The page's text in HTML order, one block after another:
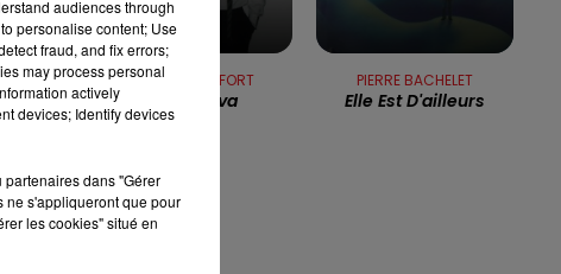
7h00 - 10h00
DEBOUT C'EST L'HEURE
ALAIN CHAMFORT
Manureva
PIERRE BACHELET
Elle Est D'ailleurs
audiences through
personalise content; Use
fraud, and fix errors;
may process personal
actively
devices; Identify devices
partenaires dans "Gérer
ne s'appliqueront que pour
les cookies" situé en